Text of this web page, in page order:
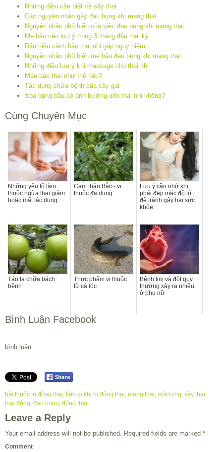
Những điều cần biết về sẩy thai
Các nguyên nhân gây đau bụng khi mang thai
Nguyên nhân phổ biến của việc đau bụng khi mang thai
Mẹ bầu nên lưu ý trong 3 tháng đầu thai kỳ
Dấu hiệu cảnh báo thai nhi gặp nguy hiểm
Nguyên nhân phổ biến mẹ bầu đau bụng khi mang thai
Những điều lưu ý khi massage cho thai nhi
Máu báo thai như thế nào?
Tác dụng chữa bệnh của cây gai
Xoa bụng bầu có ảnh hưởng đến thai nhi không?
Cùng Chuyên Mục
Những yếu tố làm
thuốc ngừa thai giảm
hoặc mất tác dụng
Cam thảo Bắc - vị
thuốc đa dụng
Lưu ý cần nhớ khi
phái đẹp mặc đồ lót
để tránh gây hại sức
khỏe
Táo ta chữa bách
bệnh
Thực phẩm vị thuốc
từ cá lóc
Bệnh tim và đột quỵ
thường xảy ra nhiều
ở phụ nữ
Bình Luận Facebook
bình luận
bài thuốc trị động thai làm gì khi bị động thai mang thai mỏi lưng sẩy thai
thai động đau bụng động thai
Leave a Reply
Your email address will not be published. Required fields are marked *
Comment